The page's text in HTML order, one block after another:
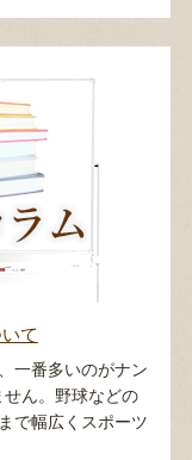
て
一番多いのがナン
ん。野球などの
で幅広くスポーツ